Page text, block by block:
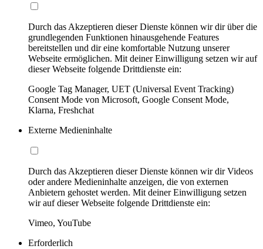
Durch das Akzeptieren dieser Dienste können wir dir über die
grundlegenden Funktionen hinausgehende Features
bereitstellen und dir eine komfortable Nutzung unserer
Webseite ermöglichen. Mit deiner Einwilligung setzen wir auf
dieser Webseite folgende Drittdienste ein:
Google Tag Manager, UET (Universal Event Tracking)
Consent Mode von Microsoft, Google Consent Mode,
Klarna, Freshchat
Externe Medieninhalte
Durch das Akzeptieren dieser Dienste können wir dir Videos
oder andere Medieninhalte anzeigen, die von externen
Anbietern gehostet werden. Mit deiner Einwilligung setzen
wir auf dieser Webseite folgende Drittdienste ein:
Vimeo, YouTube
Erforderlich